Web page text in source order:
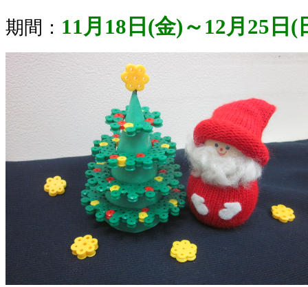
期間： 11月18日(金)～12月25日(